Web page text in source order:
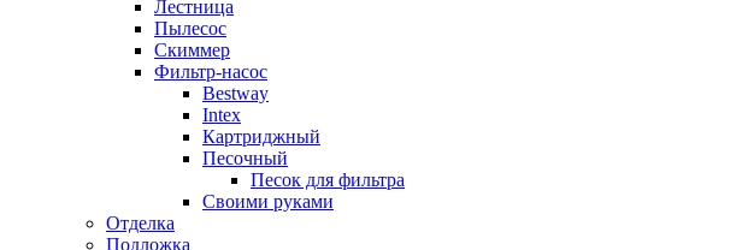
Лестница
Пылесос
Скиммер
Фильтр-насос
Bestway
Intex
Картриджный
Песочный
Песок для фильтра
Своими руками
Отделка
Подложка